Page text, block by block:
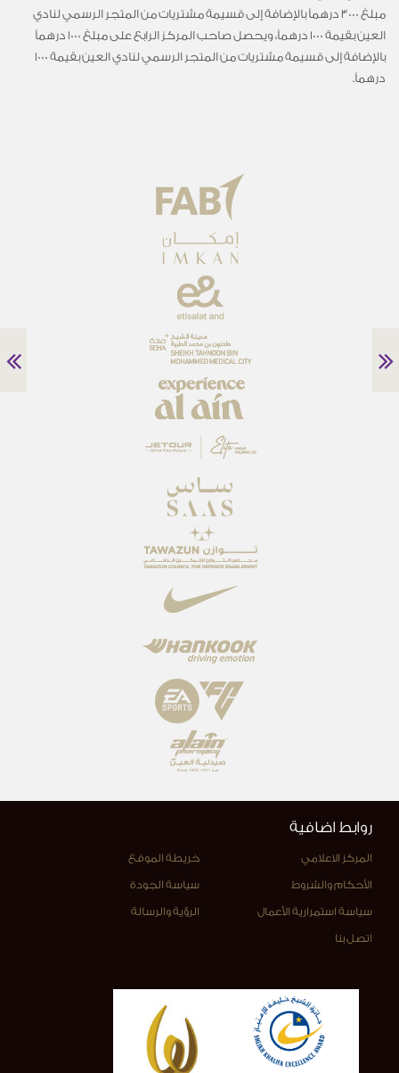
مبلغ 3000 درهماً بالإضافة إلى قسيمة مشتريات من المتجر الرسمي لنادي
العين بقيمة 1000 درهماً، ويحصل صاحب المركز الرابع على مبلغ 1000 درهماً
بالإضافة إلى قسيمة مشتريات من المتجر الرسمي لنادي العين بقيمة 1000
درهماً.
روابط اضافية
المركز الاعلامي خريطة الموقع
الأحكام والشروط سياسة الجودة
سياسة استمرارية الأعمال الرؤية والرسالة
اتصل بنا